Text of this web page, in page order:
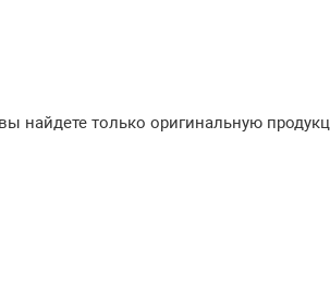
найдете только оригинальную